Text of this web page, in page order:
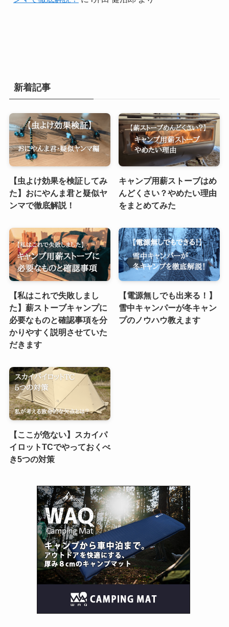
新着記事
【虫よけ効果を検証してみ
た】おにやんま君と疑似ヤ
ンマで徹底解説！
キャンプ用薪ストーブはめ
んどくさい？やめたい理由
をまとめてみた
【私はこれで失敗しまし
た】薪ストーブキャンプに
必要なものと確認事項を分
かりやすく説明させていた
だきます
【電源無しでも出来る！】
雪中キャンパーが冬キャン
プのノウハウ教えます
【ここが危ない】スカイパ
イロットTCでやっておくべ
き5つの対策